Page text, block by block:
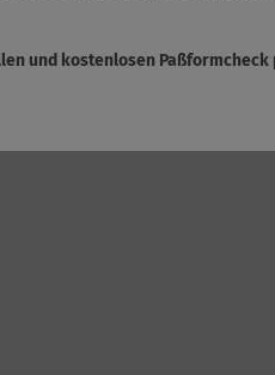
und kostenlosen Paßformcheck